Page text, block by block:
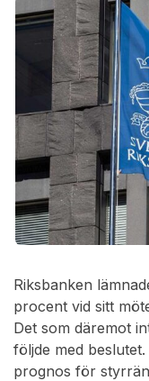
Riksbanken
procent vid sitt
Det som däremot
följde med
prognos för